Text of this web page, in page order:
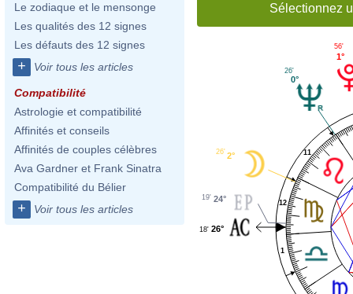
Le zodiaque et le mensonge
Les qualités des 12 signes
Les défauts des 12 signes
+ Voir tous les articles
Compatibilité
Astrologie et compatibilité
Affinités et conseils
Affinités de couples célèbres
Ava Gardner et Frank Sinatra
Compatibilité du Bélier
+ Voir tous les articles
Sélectionnez
1
11
12
1°
56'
0°
26'
2°
26'
24°
19'
26°
18'